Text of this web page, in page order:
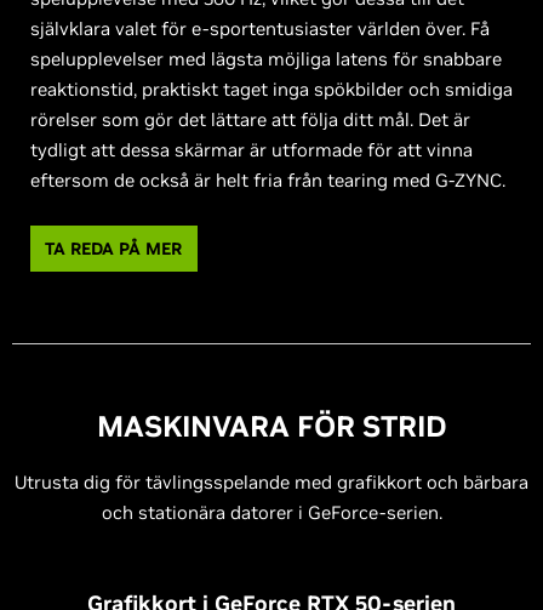
självklara valet för e-sportentusiaster världen över. Få
spelupplevelser med lägsta möjliga latens för snabbare
reaktionstid, praktiskt taget inga spökbilder och smidiga
rörelser som gör det lättare att följa ditt mål. Det är
tydligt att dessa skärmar är utformade för att vinna
eftersom de också är helt fria från tearing med G-ZYNC.
TA REDA PÅ MER
MASKINVARA FÖR STRID
Utrusta dig för tävlingsspelande med grafikkort och bärbara
och stationära datorer i GeForce-serien.
Grafikkort i GeForce RTX 50-serien